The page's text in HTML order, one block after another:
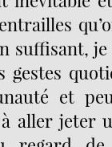
suffisant,
gestes
et
aller jeter